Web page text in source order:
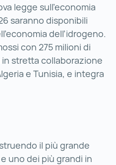
legge sull’economia
saranno disponibili
dell’idrogeno.
con 275 milioni di
stretta collaborazione
e Tunisia, e integra
il più grande
uno dei più grandi in